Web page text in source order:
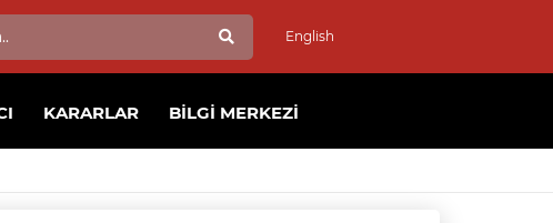
English
KARARLAR BILGI MERKEZI